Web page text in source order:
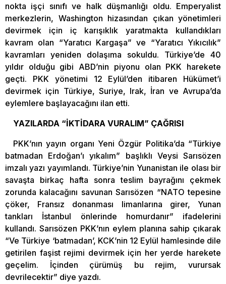
nokta işçi sınıfı ve halk düşmanlığı oldu. Emperyalist
merkezlerin, Washington hizasından çıkan yönetimleri
devirmek için iç karışıklık yaratmakta kullandıkları
kavram olan “Yaratıcı Kargaşa” ve “Yaratıcı Yıkıcılık”
kavramları yeniden dolaşıma sokuldu. Türkiye’de 40
yıldır olduğu gibi ABD’nin piyonu olan PKK harekete
geçti. PKK yönetimi 12 Eylül’den itibaren Hükümet’i
devirmek için Türkiye, Suriye, Irak, İran ve Avrupa’da
eylemlere başlayacağını ilan etti.
YAZILARDA “İKTİDARA VURALIM” ÇAĞRISI
PKK’nın yayın organı Yeni Özgür Politika’da “Türkiye
batmadan Erdoğan’ı yıkalım” başlıklı Veysi Sarısözen
imzalı yazı yayımlandı. Türkiye’nin Yunanistan ile olası bir
savaşta birkaç hafta sonra teslim bayrağını çekmek
zorunda kalacağını savunan Sarısözen “NATO tepesine
çöker, Fransız donanması limanlarına girer, Yunan
tankları İstanbul önlerinde homurdanır” ifadelerini
kullandı. Sarısözen PKK’nın eylem planına sahip çıkarak
“Ve Türkiye ‘batmadan’, KCK’nin 12 Eylül hamlesinde dile
getirilen faşist rejimi devirmek için her yerde harekete
geçelim. İçinden çürümüş bu rejim, vurursak
devrilecektir” diye yazdı.